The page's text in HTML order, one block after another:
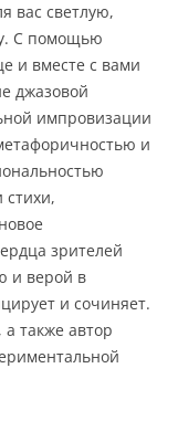
вас светлую,
С помощью
и вместе с вами
джазовой
импровизации
и
зрителей
и верой в
и сочиняет.
также автор